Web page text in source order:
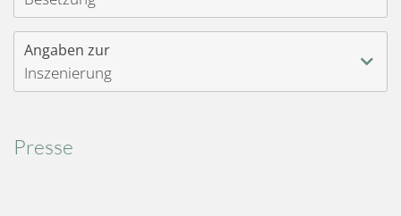
Angaben zur
Inszenierung
Presse